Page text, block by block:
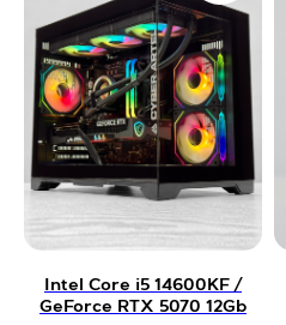
Intel Core i5 14600KF /
GeForce RTX 5070 12Gb